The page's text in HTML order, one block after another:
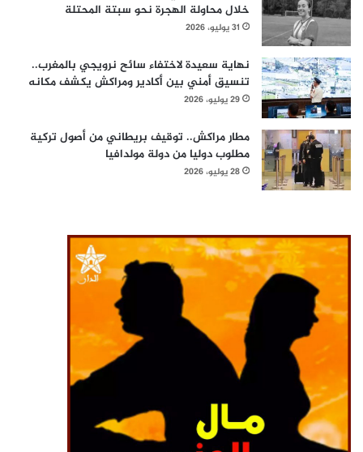
خلال محاولة الهجرة نحو سبتة المحتلة
31 يوليو، 2026
نهاية سعيدة لاختفاء سائح نرويجي بالمغرب..
تنسيق أمني بين أكادير ومراكش يكشف مكانه
29 يوليو، 2026
مطار مراكش.. توقيف بريطاني من أصول تركية
مطلوب دوليا من دولة مولدافيا
28 يوليو، 2026